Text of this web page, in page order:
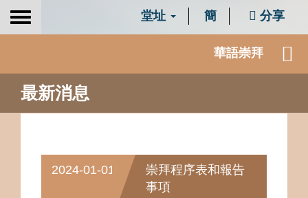
Toggle
堂址 簡 分享
華語崇拜
最新消息
2024-01-01
崇拜程序表和報告
事項